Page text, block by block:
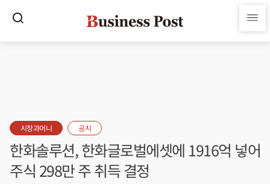
시장과머니 공시
한화솔루션, 한화글로벌에셋에 1916억 넣어
주식 298만 주 취득 결정